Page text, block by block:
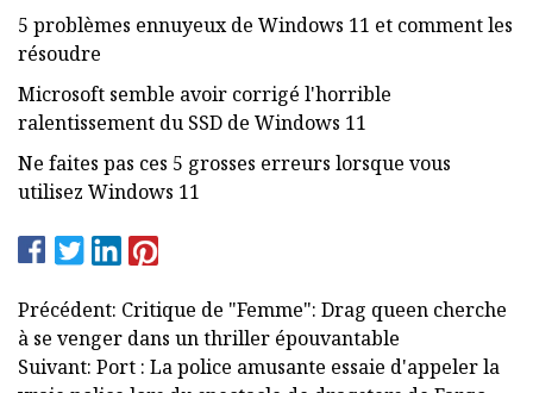
5 problèmes ennuyeux de Windows 11 et comment les
résoudre
Microsoft semble avoir corrigé l'horrible
ralentissement du SSD de Windows 11
Ne faites pas ces 5 grosses erreurs lorsque vous
utilisez Windows 11
Précédent: Critique de "Femme": Drag queen cherche
à se venger dans un thriller épouvantable
Suivant: Port : La police amusante essaie d'appeler la